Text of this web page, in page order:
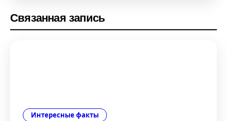
Связанная запись
Интересные факты